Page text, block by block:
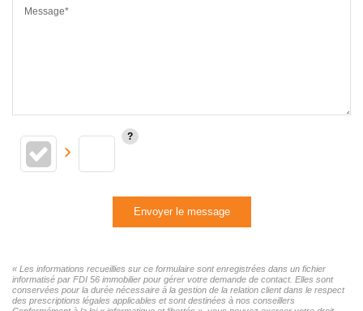
Message*
Envoyer le message
« Les informations recueillies sur ce formulaire sont enregistrées dans un fichier
informatisé par FDI 56 immobilier pour gérer votre demande de contact. Elles sont
conservées pour la durée nécessaire à la gestion de la relation client dans le respect
des prescriptions légales applicables et sont destinées à nos conseillers